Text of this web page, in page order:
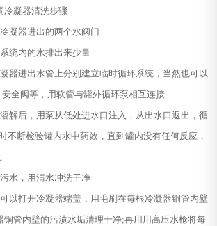
凝器清洗步骤
器进出的两个水阀门
内的水排出来少量
进出水管上分别建立临时循环系统，当然也可以
全阀等，用软管与罐外循环泵相互连接
后，用泵从低处进水口注入，从出水口返出，循
不断检验罐内水中药效，直到罐内没有任何反应，
，用清水冲洗干净
打开冷凝器端盖，用毛刷在每根冷凝器铜管内壁
铜管内壁的污渍水垢清理干净;再用用高压水枪将每